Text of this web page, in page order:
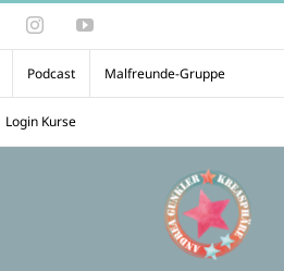
FacebookInstagramYouTube
Podcast Malfreunde-Gruppe
Login Kurse